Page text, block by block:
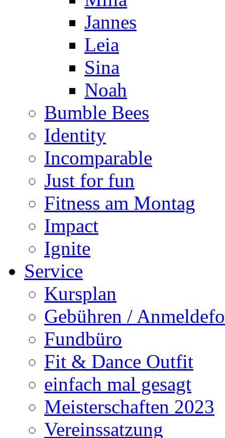
Jannes
Leia
Sina
Noah
Bumble Bees
Identity
Incomparable
Just for fun
Fitness am Montag
Impact
Ignite
Service
Kursplan
Gebühren /
Fundbüro
Fit & Dance Outfit
einfach mal gesagt
Meisterschaften 2023
Vereinssatzung